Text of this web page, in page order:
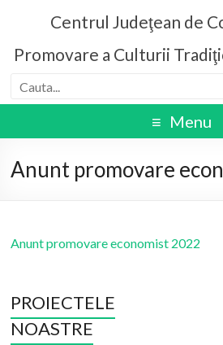
Centrul Judeţean de
Promovare a Culturii
Menu
Anunt promovare
Anunt promovare economist 2022
PROIECTELE
NOASTRE